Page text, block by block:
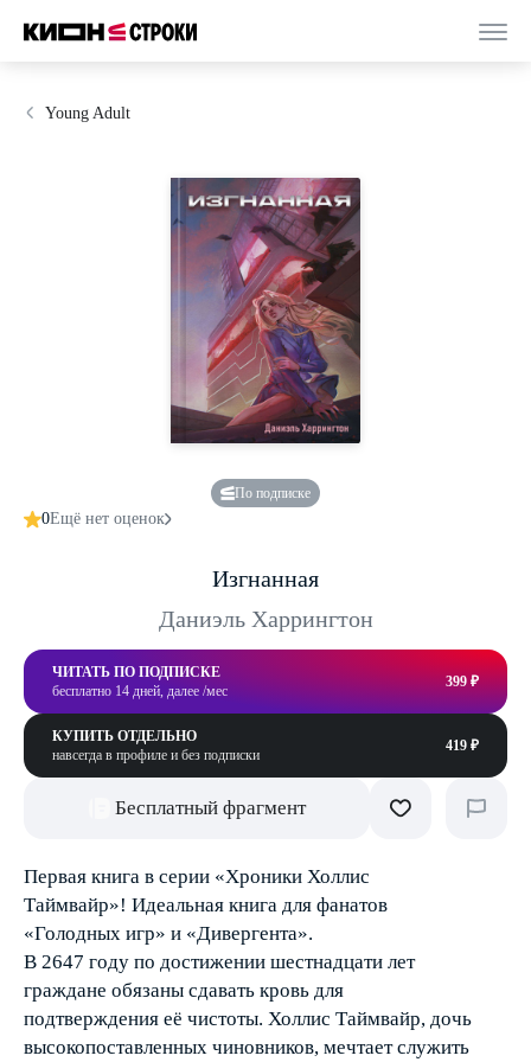
Young Adult
По подписке
0Ещё нет оценок
Изгнанная
Даниэль Харрингтон
ЧИТАТЬ ПО ПОДПИСКЕ
бесплатно 14 дней, далее /мес
399 ₽
КУПИТЬ ОТДЕЛЬНО
навсегда в профиле и без подписки
419 ₽
Бесплатный фрагмент
Первая книга в серии «Хроники Холлис
Таймвайр»! Идеальная книга для фанатов
«Голодных игр» и «Дивергента».
В 2647 году по достижении шестнадцати лет
граждане обязаны сдавать кровь для
подтверждения её чистоты. Холлис Таймвайр, дочь
высокопоставленных чиновников, мечтает служить